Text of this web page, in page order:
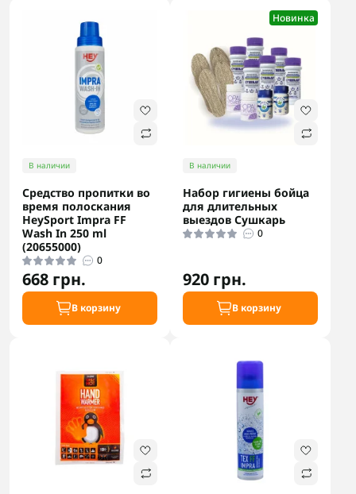
В наличии
Средство пропитки во
время полоскания
HeySport Impra FF
Wash In 250 ml
(20655000)
0
668 грн.
В корзину
Новинка
В наличии
Набор гигиены бойца
для длительных
выездов Сушкарь
0
920 грн.
В корзину